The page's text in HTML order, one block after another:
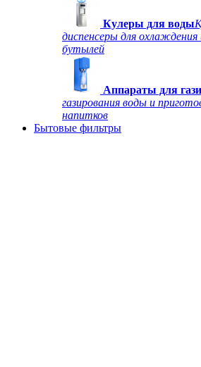
Кулеры для воды
диспенсеры для охлаждения
бутылей
Аппараты для
газирования воды и
напитков
Бытовые фильтры